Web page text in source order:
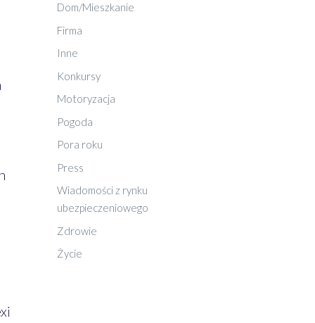
Dom/Mieszkanie
Firma
Inne
Konkursy
Motoryzacja
Pogoda
Pora roku
Press
Wiadomości z rynku
ubezpieczeniowego
Zdrowie
Życie